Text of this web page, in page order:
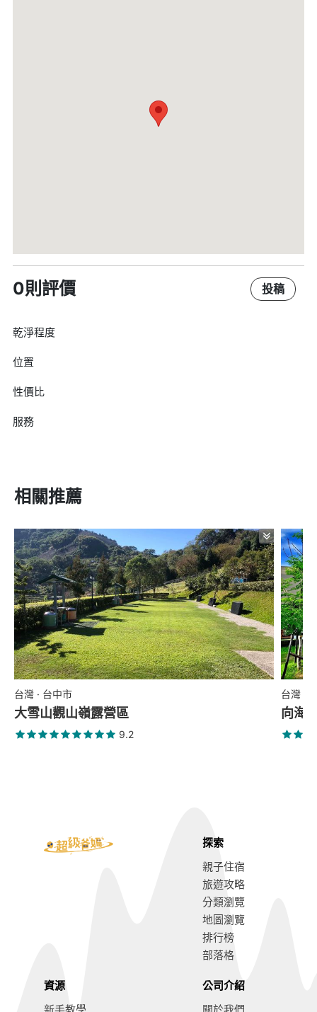
0則評價 投稿
乾淨程度
位置
性價比
服務
相關推薦
台灣 · 台中市
大雪山觀山嶺露營區
9.2
台灣 ·
向海
探索
親子住宿
旅遊攻略
分類瀏覽
地圖瀏覽
排行榜
部落格
資源
公司介紹